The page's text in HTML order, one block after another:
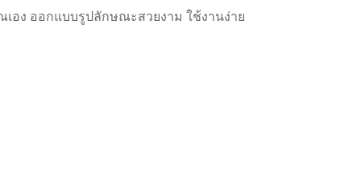
เอง ออกแบบรูปลักษณะสวยงาม ใช้งานง่าย